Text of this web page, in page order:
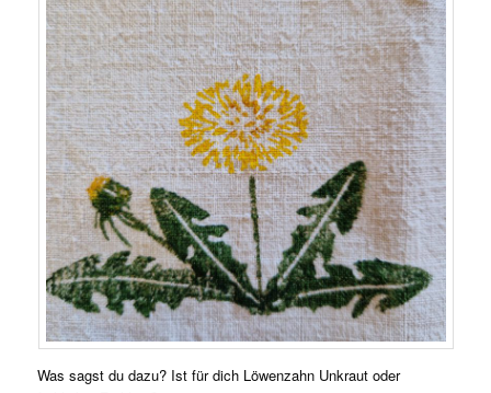
Was sagst du dazu? Ist für dich Löwenzahn Unkraut oder